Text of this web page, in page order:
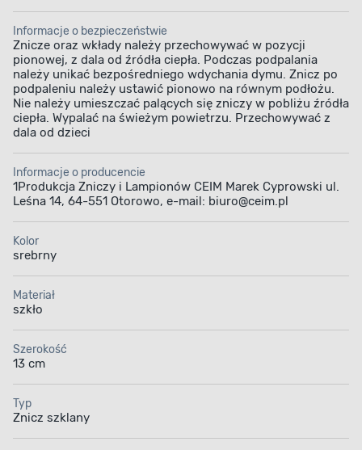
Informacje o bezpieczeństwie
Znicze oraz wkłady należy przechowywać w pozycji
pionowej, z dala od źródła ciepła. Podczas podpalania
należy unikać bezpośredniego wdychania dymu. Znicz po
podpaleniu należy ustawić pionowo na równym podłożu.
Nie należy umieszczać palących się zniczy w pobliżu źródła
ciepła. Wypalać na świeżym powietrzu. Przechowywać z
dala od dzieci
Informacje o producencie
1Produkcja Zniczy i Lampionów CEIM Marek Cyprowski ul.
Leśna 14, 64-551 Otorowo, e-mail: biuro@ceim.pl
Kolor
srebrny
Materiał
szkło
Szerokość
13 cm
Typ
Znicz szklany